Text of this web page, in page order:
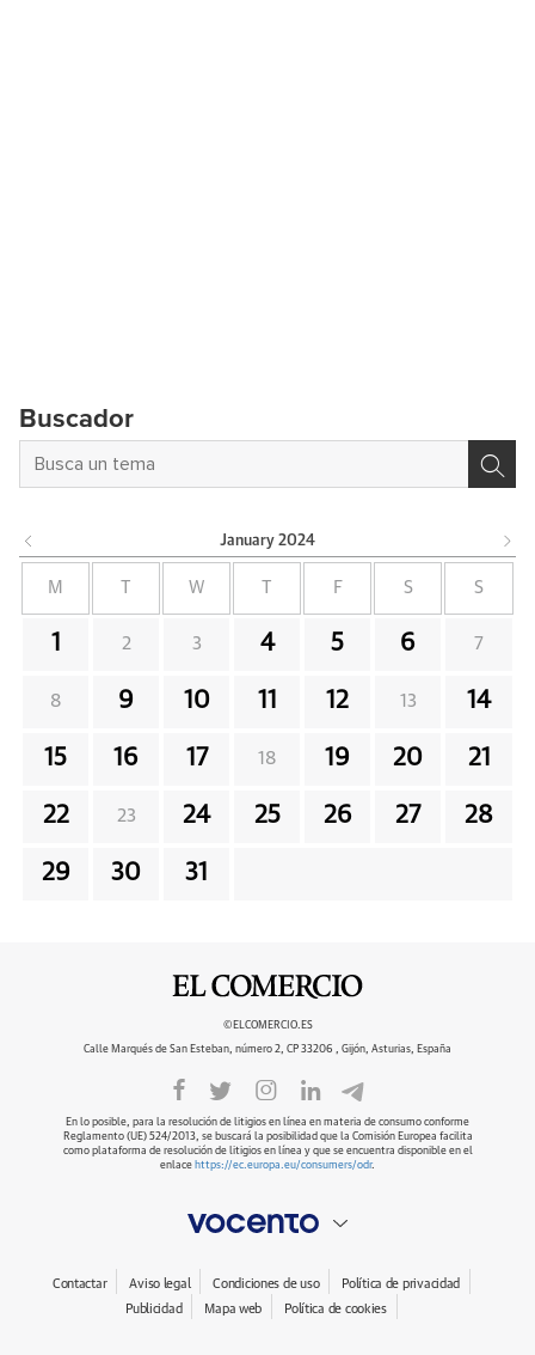
Buscador
January 2024
M W F S S
1 2 3 4 5 6 7
8 9 10 11 12 13 14
15 16 17 18 19 20 21
22 23 24 25 26 27 28
29 30 31
©ELCOMERCIO.ES
Calle Marqués de San Esteban, número 2, CP 33206 , Gijón, Asturias, España
En lo posible, para la resolución de litigios en línea en materia de consumo conforme
Reglamento (UE) 524/2013, se buscará la posibilidad que la Comisión Europea facilita
como plataforma de resolución de litigios en línea y que se encuentra disponible en el
enlace https://ec.europa.eu/consumers/odr.
Contactar Aviso legal Condiciones de uso
Política de privacidad
Publicidad
Mapa web Política de cookies